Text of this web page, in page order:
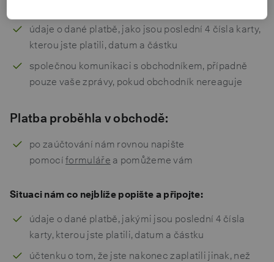
údaje o dané platbě, jako jsou poslední 4 čísla karty,
kterou jste platili, datum a částku
společnou komunikaci s obchodníkem, případně
pouze vaše zprávy, pokud obchodník nereaguje
Platba proběhla v obchodě:
po zaúčtování nám rovnou napište
pomocíformuláře a pomůžeme vám
Situaci nám co nejblíže popište a připojte:
údaje o dané platbě, jakými jsou poslední 4 čísla
karty, kterou jste platili, datum a částku
účtenku o tom, že jste nakonec zaplatili jinak, než